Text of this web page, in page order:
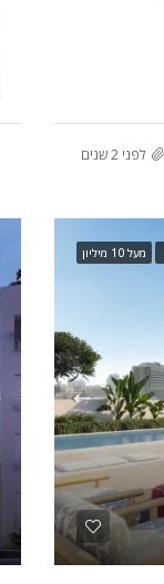
לפני 2 שנים
מעל 10 מיליון